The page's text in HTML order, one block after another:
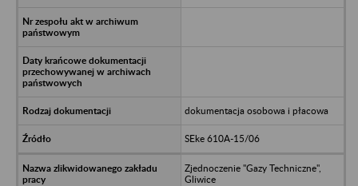
dokumentacja osobowa i płacowa
SEke 610A-15/06
Zjednoczenie "Gazy Techniczne",
Gliwice